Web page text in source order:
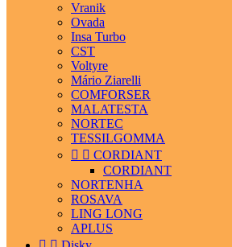
Vranik
Ovada
Insa Turbo
CST
Voltyre
Mário Ziarelli
COMFORSER
MALATESTA
NORTEC
TESSILGOMMA
  CORDIANT
CORDIANT
NORTENHA
ROSAVA
LING LONG
APLUS